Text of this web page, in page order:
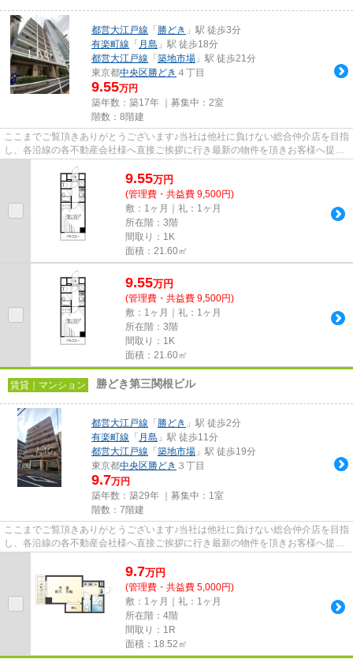
都営大江戸線 「 勝どき 」駅 徒歩3分
有楽町線 「 月島 」駅 徒歩18分
都営大江戸線 「 築地市場 」駅 徒歩21分
東京都中央区勝どき ４丁目
9.55万円
築年数：築17年 ｜募集中： 2室
階数：8階建
ここまでご覧頂きありがとうございます♪当社は他社に負けない総合仲介店を目指
し、各沿線の各不動産会社様へ直接ご挨拶に行き最新の物件を頂きお客様へ提供
9.55万円
(管理費・共益費 9,500円)
敷：1ヶ月｜礼：1ヶ月
所在階：3階
間取り：1K
面積：21.60㎡
9.55万円
(管理費・共益費 9,500円)
敷：1ヶ月｜礼：1ヶ月
所在階：3階
間取り：1K
面積：21.60㎡
賃貸｜マンション 勝どき第三関根ビル
都営大江戸線 「 勝どき 」駅 徒歩2分
有楽町線 「 月島 」駅 徒歩11分
都営大江戸線 「 築地市場 」駅 徒歩19分
東京都中央区勝どき ３丁目
9.7万円
築年数：築29年 ｜募集中： 1室
階数：7階建
ここまでご覧頂きありがとうございます♪当社は他社に負けない総合仲介店を目指
し、各沿線の各不動産会社様へ直接ご挨拶に行き最新の物件を頂きお客様へ提供
9.7万円
(管理費・共益費 5,000円)
敷：1ヶ月｜礼：1ヶ月
所在階：4階
間取り：1R
面積：18.52㎡